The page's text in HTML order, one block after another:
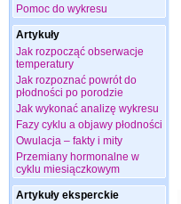
Pomoc do wykresu
Artykuły
Jak rozpocząć obserwacje
temperatury
Jak rozpoznać powrót do
płodności po porodzie
Jak wykonać analizę wykresu
Fazy cyklu a objawy płodności
Owulacja – fakty i mity
Przemiany hormonalne w
cyklu miesiączkowym
Artykuły eksperckie